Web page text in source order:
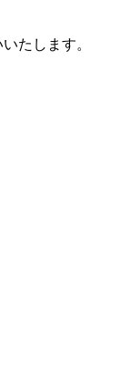
たします。